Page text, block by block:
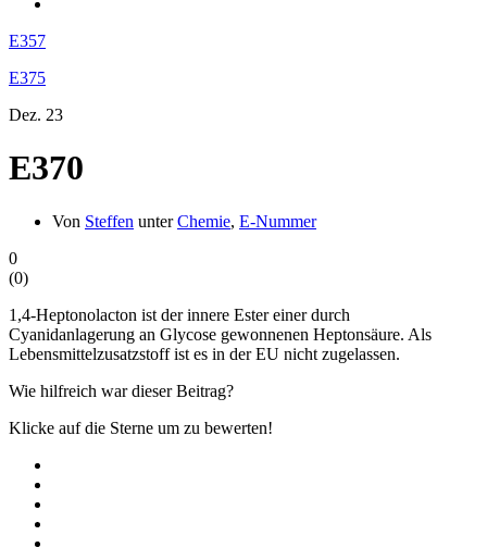
E357
E375
Dez. 23
E370
Von Steffen unterChemie, E-Nummer
0
(0)
1,4-Heptonolacton ist der innere Ester einer durch
Cyanidanlagerung an Glycose gewonnenen Heptonsäure. Als
Lebensmittelzusatzstoff ist es in der EU nicht zugelassen.
Wie hilfreich war dieser Beitrag?
Klicke auf die Sterne um zu bewerten!